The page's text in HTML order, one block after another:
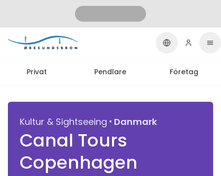
Privat Pendlare Företag
Kultur & Sightseeing · Danmark
Canal Tours
Copenhagen